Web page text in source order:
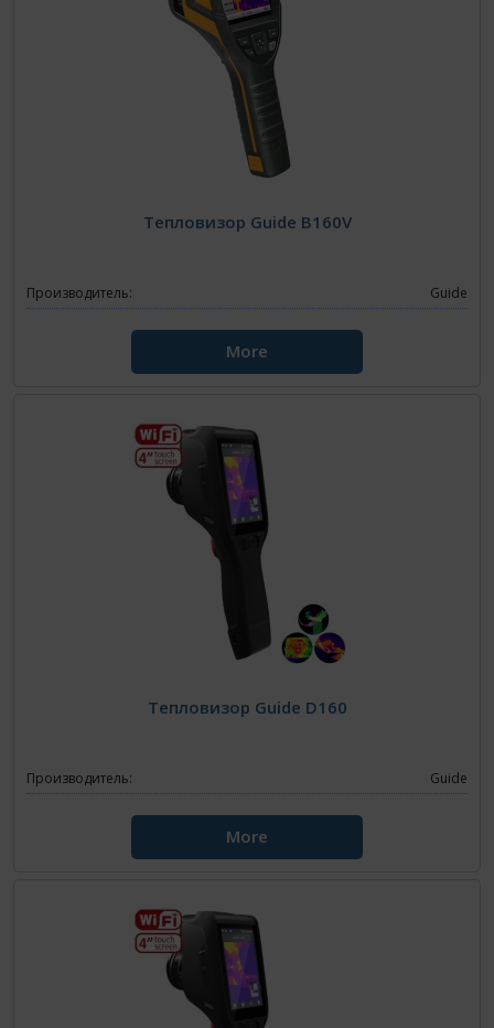
Тепловизор Guide B160V
Производитель: Guide
More
Тепловизор Guide D160
Производитель: Guide
More